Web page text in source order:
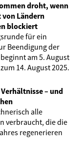
droht, wenn
Ländern
blockiert
für ein
Beendigung der
am 5. August
14. August 2025.
– und
alle
verbraucht, die die
regenerieren